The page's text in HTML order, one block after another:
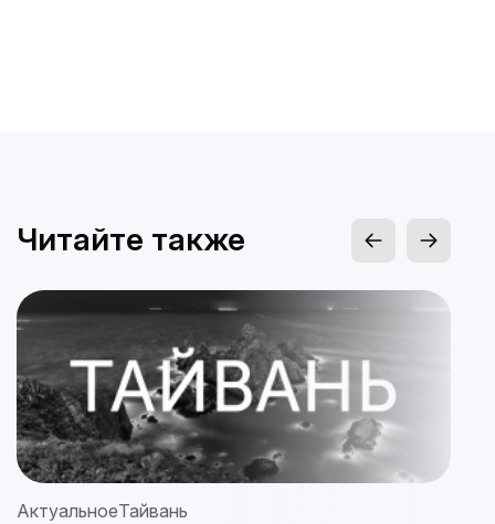
Читайте также
АктуальноеТайвань